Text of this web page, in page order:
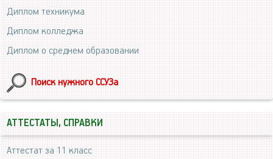
Диплом техникума
Диплом колледжа
Диплом о среднем образовании
Поиск нужного ССУЗа
АТТЕСТАТЫ, СПРАВКИ
Аттестат за 11 класс